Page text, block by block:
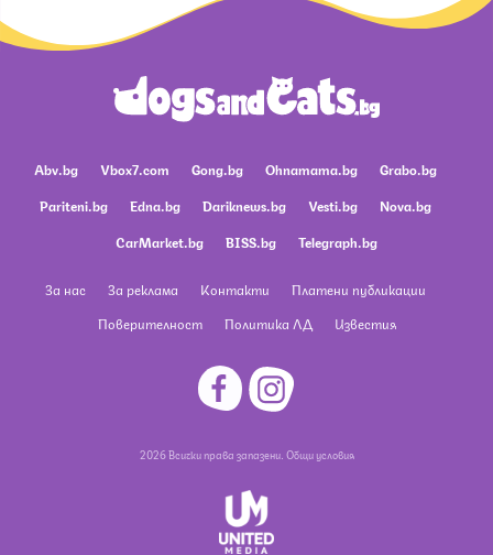
Abv.bg Vbox7.com Gong.bg Ohnamama.bg
Grabo.bg
Pariteni.bg
Edna.bg Dariknews.bg Vesti.bg
Nova.bg
CarMarket.bg
BISS.bg Telegraph.bg
За нас За реклама Контакти
Платени публикации
Поверителност
Политика ЛД Известия
2026 Всички права запазени. Общи условия